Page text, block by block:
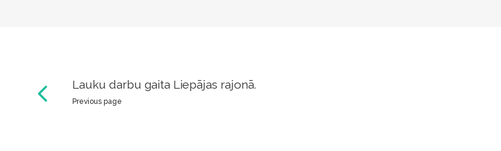
Lauku darbu gaita Liepājas rajonā.
Previous page